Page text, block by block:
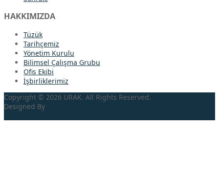
HAKKIMIZDA
Tüzük
Tarihçemiz
Yönetim Kurulu
Bilimsel Çalışma Grubu
Ofis Ekibi
İşbirliklerimiz
Copyright © 2026 URAK. All Rights Reserved.
Designed By